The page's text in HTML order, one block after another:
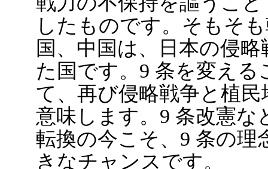
したものです。そもそ
国、中国は、日本の侵
た国です。9 条を変え
て、再び侵略戦争と植
意味します。9 条改憲な
転換の今こそ、9 条の理
きなチャンスです。